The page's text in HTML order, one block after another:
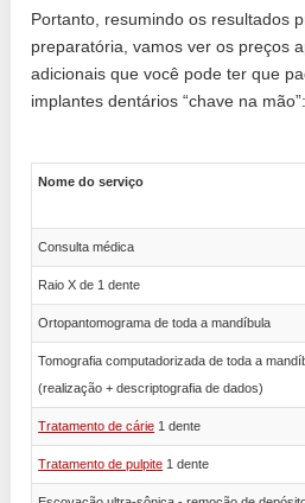
Portanto, resumindo os resultados
preparatória, vamos ver os preços
adicionais que você pode ter que
implantes dentários “chave na mão”:
Nome do serviço
Consulta médica
Raio X de 1 dente
Ortopantomograma de toda a mandíbula
Tomografia computadorizada de toda a
(realização + descriptografia de dados)
Tratamento de cárie 1 dente
Tratamento de pulpite 1 dente